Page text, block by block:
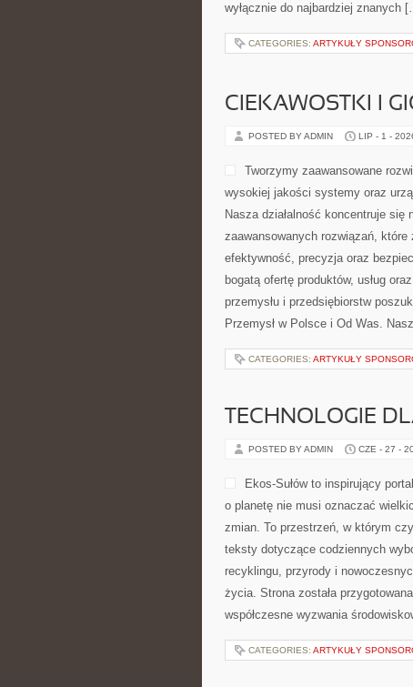
wyłącznie do najbardziej znanych
CATEGORIES: ARTYKUŁY
CIEKAWOSTKI I
POSTED BY ADMIN LIP - 1 -
Tworzymy zaawansowane
wysokiej jakości systemy oraz
Nasza działalność koncentruje
zaawansowanych rozwiązań,
efektywność, precyzja oraz
bogatą ofertę produktów, usług
przemysłu i przedsiębiorstw
Przemysł w Polsce i Od Was.
CATEGORIES: ARTYKUŁY
TECHNOLOGIE
POSTED BY ADMIN CZE - 27 -
Ekos-Sułów to inspirujący
o planetę nie musi oznaczać
zmian. To przestrzeń, w którym
teksty dotyczące codziennych
recyklingu, przyrody i
życia. Strona została
współczesne wyzwania
CATEGORIES: ARTYKUŁY